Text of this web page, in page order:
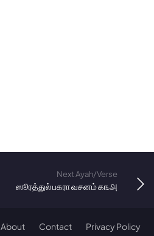
Next Ayah/Verse
ஸூரத்துல் பகரா வசனம் ௧௩௮
About Contact Privacy Policy